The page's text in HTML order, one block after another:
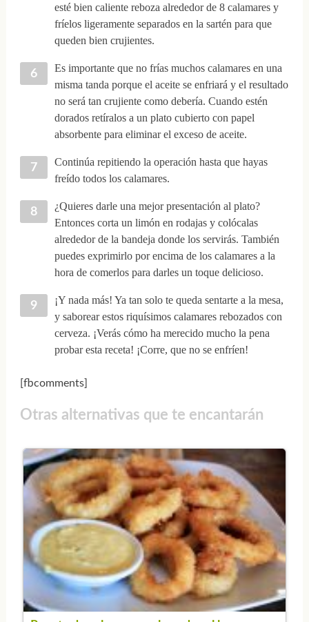
esté bien caliente reboza alrededor de 8 calamares y
fríelos ligeramente separados en la sartén para que
queden bien crujientes.
Es importante que no frías muchos calamares en una
misma tanda porque el aceite se enfriará y el resultado
no será tan crujiente como debería. Cuando estén
dorados retíralos a un plato cubierto con papel
absorbente para eliminar el exceso de aceite.
Continúa repitiendo la operación hasta que hayas
freído todos los calamares.
¿Quieres darle una mejor presentación al plato?
Entonces corta un limón en rodajas y colócalas
alrededor de la bandeja donde los servirás. También
puedes exprimirlo por encima de los calamares a la
hora de comerlos para darles un toque delicioso.
¡Y nada más! Ya tan solo te queda sentarte a la mesa,
y saborear estos riquísimos calamares rebozados con
cerveza. ¡Verás cómo ha merecido mucho la pena
probar esta receta! ¡Corre, que no se enfríen!
[fbcomments]
Otras alternativas que te encantarán